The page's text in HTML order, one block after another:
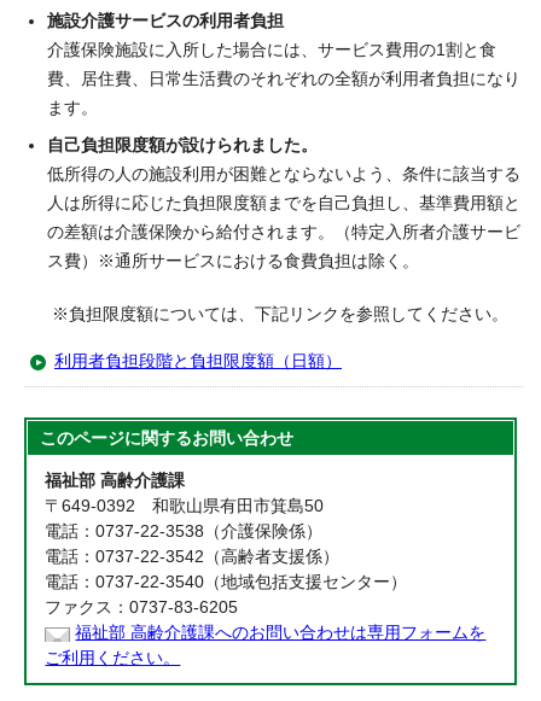
施設介護サービスの利用者負担
介護保険施設に入所した場合には、サービス費用の1割と食
費、居住費、日常生活費のそれぞれの全額が利用者負担になり
ます。
自己負担限度額が設けられました。
低所得の人の施設利用が困難とならないよう、条件に該当する
人は所得に応じた負担限度額までを自己負担し、基準費用額と
の差額は介護保険から給付されます。（特定入所者介護サービ
ス費）※通所サービスにおける食費負担は除く。
※負担限度額については、下記リンクを参照してください。
利用者負担段階と負担限度額（日額）
このページに関するお問い合わせ
福祉部 高齢介護課
〒649-0392 和歌山県有田市箕島50
電話：0737-22-3538（介護保険係）
電話：0737-22-3542（高齢者支援係）
電話：0737-22-3540（地域包括支援センター）
ファクス：0737-83-6205
福祉部 高齢介護課へのお問い合わせは専用フォームを
ご利用ください。